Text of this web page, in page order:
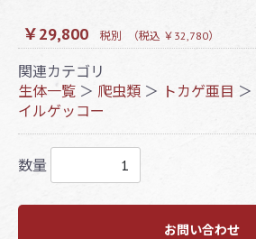
￥29,800 税別 （税込 ￥32,780）
関連カテゴリ
生体一覧 ＞ 爬虫類 ＞ トカゲ亜目 ＞
イルゲッコー
数量
お問い合わせ